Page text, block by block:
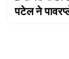
पटेल ने